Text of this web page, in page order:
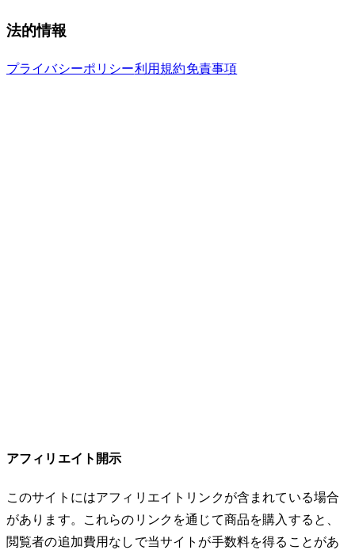
法的情報
プライバシーポリシー利用規約免責事項
アフィリエイト開示
このサイトにはアフィリエイトリンクが含まれている場合
があります。これらのリンクを通じて商品を購入すると、
閲覧者の追加費用なしで当サイトが手数料を得ることがあ